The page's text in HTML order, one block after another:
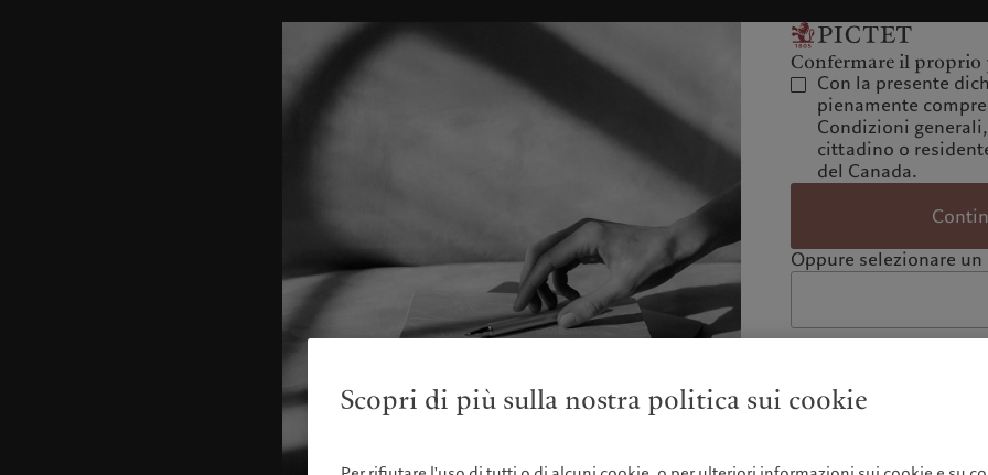
Confermare il
Con la presente
pienamente
Condizioni
cittadino o
del Canada.
Oppure selezionare
Scopri di più sulla nostra politica sui cookie